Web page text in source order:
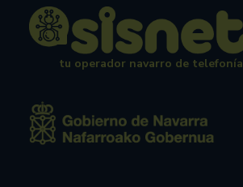
tu operador navarro de